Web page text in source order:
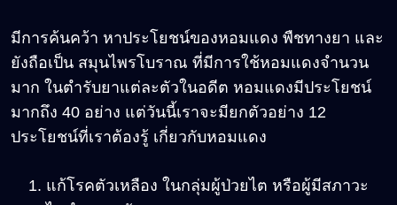
มีการค้นคว้า หาประโยชน์ของหอมแดง พืชทางยา และ
ยังถือเป็น สมุนไพรโบราณ ที่มีการใช้หอมแดงจำนวน
มาก ในตำรับยาแต่ละตัวในอดีต หอมแดงมีประโยชน์
มากถึง 40 อย่าง แต่วันนี้เราจะมียกตัวอย่าง 12
ประโยชน์ที่เราต้องรู้ เกี่ยวกับหอมแดง
แก้โรคตัวเหลือง ในกลุ่มผู้ป่วยไต หรือผู้มีสภาวะ